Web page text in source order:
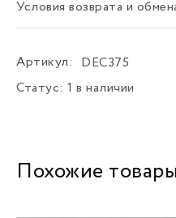
Условия возврата и
Артикул:
DEC375
Статус: 1 в наличии
Похожие товары